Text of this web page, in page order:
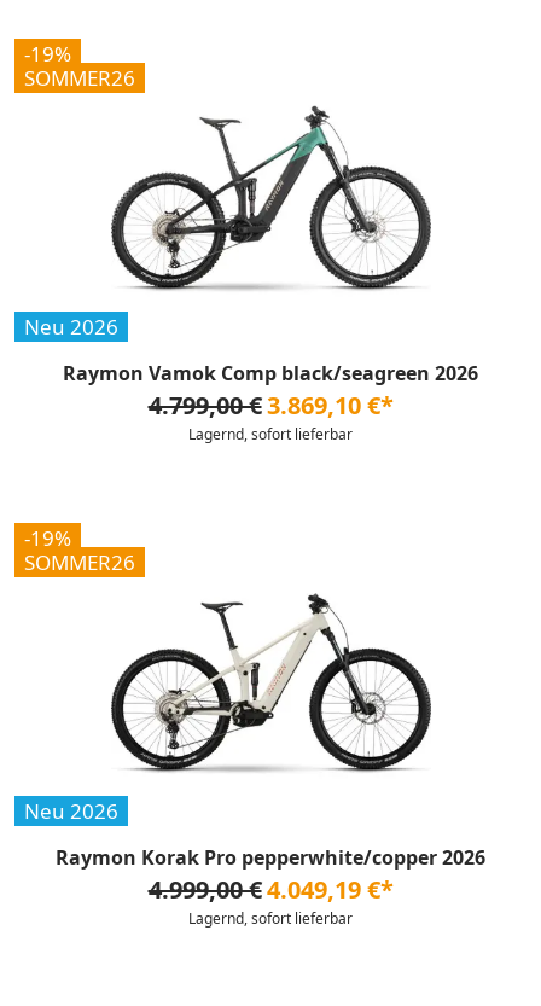
-19%
SOMMER26
Neu 2026
Raymon Vamok Comp black/seagreen 2026
4.799,00 €3.869,10 €*
Lagernd, sofort lieferbar
-19%
SOMMER26
Neu 2026
Raymon Korak Pro pepperwhite/copper 2026
4.999,00 €4.049,19 €*
Lagernd, sofort lieferbar